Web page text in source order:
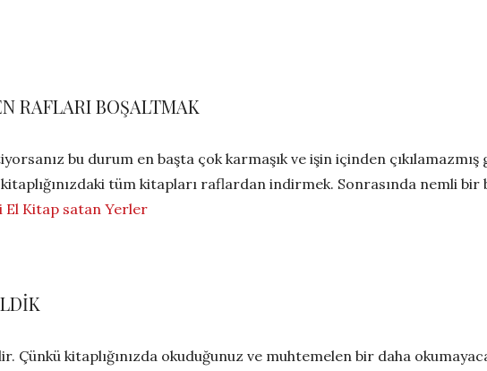
RAFLARI BOŞALTMAK
bu durum en başta çok karmaşık ve işin içinden
tüm kitapları raflardan indirmek. Sonrasında nemli bir
El Kitap satan Yerler
Çünkü kitaplığınızda okuduğunuz ve muhtemelen bir daha